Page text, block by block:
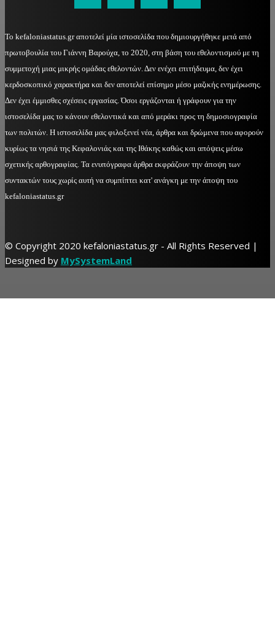
Το kefaloniastatus.gr αποτελεί μία ιστοσελίδα που δημιουργήθηκε μετά από
πρωτοβουλία του Γιάννη Βαρούχα, το 2020, στη βάση του εθελοντισμού με τη
συμμετοχή μιας μικρής ομάδας εθελοντών. Δεν ενέχει επιτήδευμα, δεν έχει
κερδοσκοπικό χαρακτήρα και δεν αποτελεί επίσημο μέσο μαζικής ενημέρωσης.
Δεν έχει έμμισθες σχέσεις εργασίας. Όσοι εργάζονται ή γράφουν για την
ιστοσελίδα μας το κάνουν εθελοντικά και από μεράκι προς τη δημοσιογραφία
των πολιτών. Η ιστοσελίδα μας φιλοξενεί νέα, άρθρα και δρώμενα που αφορούν
κυρίως τα νησιά της Κεφαλονιάς και της Ιθάκης καθώς και απόψεις μέσω
σχετικής αρθογραφίας. Τα ενυπόγραφα άρθρα εκφράζουν την άποψη των
συντακτών τους χωρίς αυτή να συμπίπτει κατ' ανάγκη με την άποψη του
kefaloniastatus.gr
© Copyright 2020 kefaloniastatus.gr - All Rights Reserved |
Designed by MySystemLand